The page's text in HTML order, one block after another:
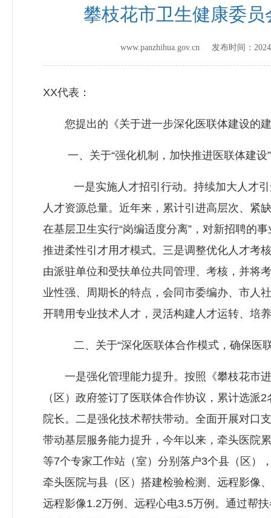
攀枝花市卫生健康委
www.panzhihua.gov.cn 发布时间：
XX代表：
您提出的《关于进一步深化医联体建设的建
一、关于“强化机制，加快推进医联体建设
一是实施人才招引行动。持续加大人才引
人才资源总量。近年来，累计引进高层次、紧
在基层卫生实行“岗编适度分离”，对新招聘的
推进柔性引才用才模式。三是调整优化人才考
由派驻单位和受扶单位共同管理、考核，并将
业性强、周期长的特点，会同市委编办、市人
开聘用专业技术人才，灵活构建人才运转、培
二、关于“深化医联体合作模式，确保医联
一是强化管理能力提升。按照《攀枝花市进
（区）政府签订了医联体合作协议，累计选
院长。二是强化技术帮扶带动。全面开展对口
带动基层服务能力提升，今年以来，牵头医院
等7个专家工作站（室）分别落户3个县（区）
牵头医院与县（区）搭建检验检测、远程影像
远程影像1.2万例、远程心电3.5万例。通过帮